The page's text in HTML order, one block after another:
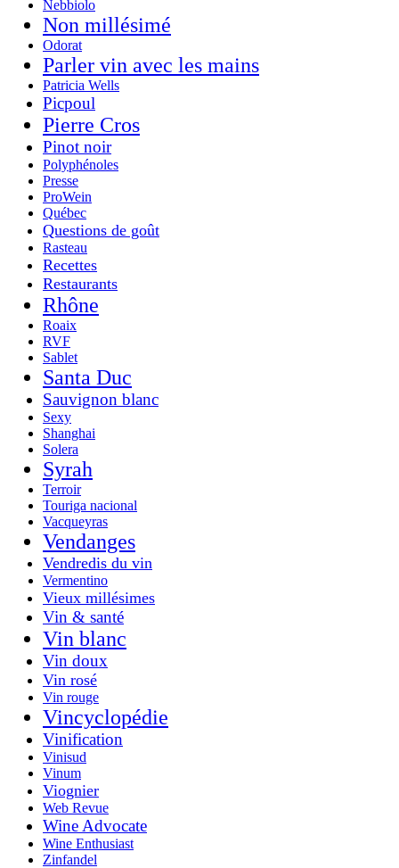
Nebbiolo
Non millésimé
Odorat
Parler vin avec les mains
Patricia Wells
Picpoul
Pierre Cros
Pinot noir
Polyphénoles
Presse
ProWein
Québec
Questions de goût
Rasteau
Recettes
Restaurants
Rhône
Roaix
RVF
Sablet
Santa Duc
Sauvignon blanc
Sexy
Shanghai
Solera
Syrah
Terroir
Touriga nacional
Vacqueyras
Vendanges
Vendredis du vin
Vermentino
Vieux millésimes
Vin & santé
Vin blanc
Vin doux
Vin rosé
Vin rouge
Vincyclopédie
Vinification
Vinisud
Vinum
Viognier
Web Revue
Wine Advocate
Wine Enthusiast
Zinfandel